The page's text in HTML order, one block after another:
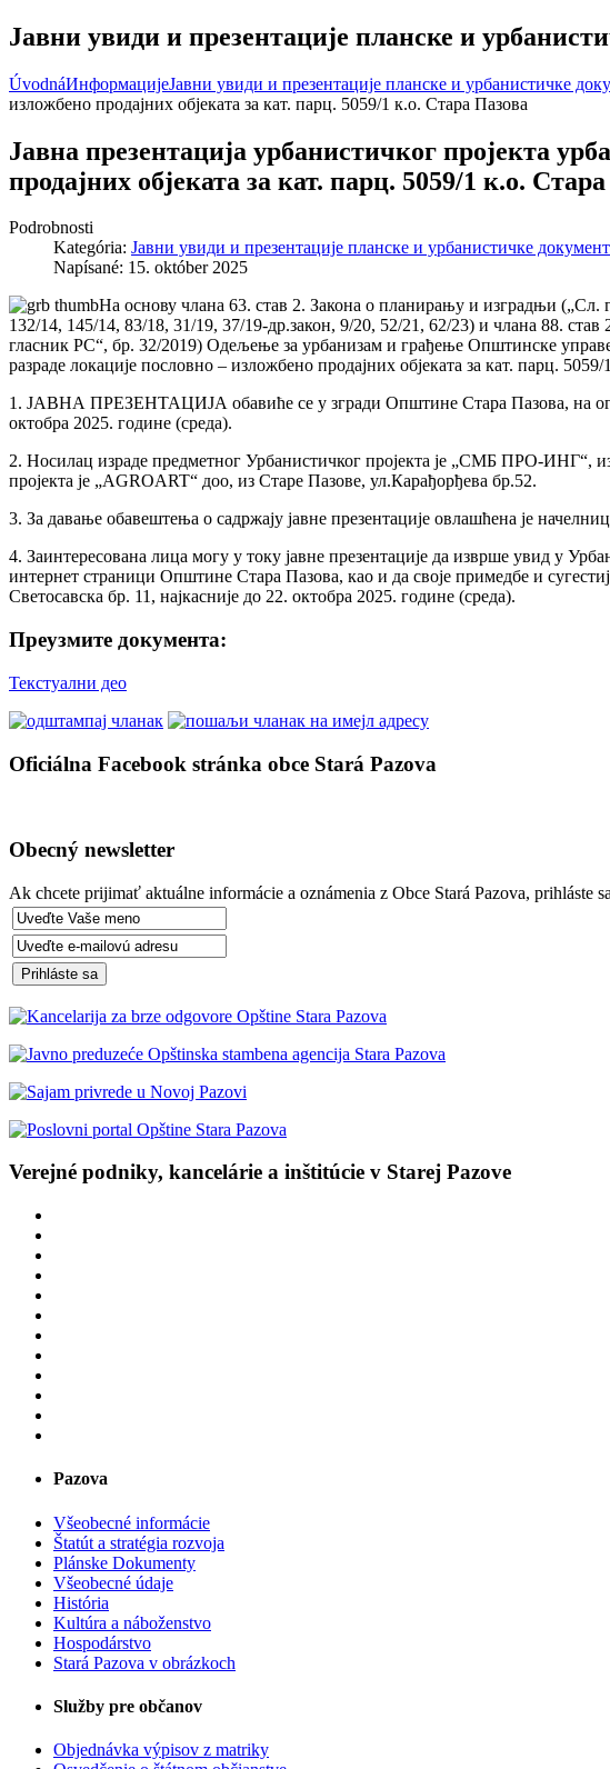
Јавни увиди и презентације планске и
ÚvodnáИнформацијеЈавни увиди и презентације планске и урбанистичке
изложбено продајних објеката за кат. парц. 5059/1 к.о. Стара Пазова
Јавна презентација урбанистичког пројекта
продајних објеката за кат. парц. 5059/1 к.о.
Podrobnosti
Kategória: Јавни увиди и презентације планске и урбанистичке
Napísané: 15. október 2025
На основу члана 63. став 2. Закона о планирању и изградњи
132/14, 145/14, 83/18, 31/19, 37/19-др.закон, 9/20, 52/21, 62/23) и члана 88.
гласник РС“, бр. 32/2019) Одељење за урбанизам и грађење Општинске
разраде локације пословно – изложбено продајних објеката за кат. парц.
1. ЈАВНА ПРЕЗЕНТАЦИЈА обавиће се у згради Oпштине Стара Пазова, на
октобра 2025. године (среда).
2. Носилац израде предметног Урбанистичког пројекта је „СМБ ПРО-ИНГ“,
пројекта је „AGROART“ доо, из Старе Пазове, ул.Карађорђева бр.52.
3. За давање обавештења о садржају јавне презентације овлашћена је
4. Заинтересована лица могу у току јавне презентације да изврше увид у
интернет страници Општине Стара Пазова, као и да своје примедбе и
Светосавска бр. 11, најкасније до 22. октобра 2025. године (среда).
Преузмите документа:
Текстуални део
Oficiálna Facebook stránka obce Stará Pazova
Obecný newsletter
Ak chcete prijimať aktuálne informácie a oznámenia z Obce Stará Pazova, prihláste
Verejné podniky, kancelárie a inštitúcie v Starej Pazove
Pazova
Všeobecné informácie
Štatút a stratégia rozvoja
Plánske Dokumenty
Všeobecné údaje
História
Kultúra a náboženstvo
Hospodárstvo
Stará Pazova v obrázkoch
Služby pre občanov
Objednávka výpisov z matriky